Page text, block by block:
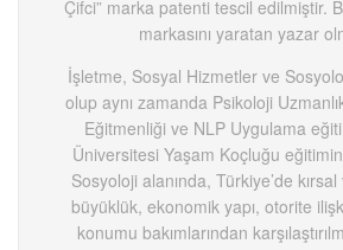
Çifci” marka patenti tescil edilmiştir.
markasını yaratan yazar
İşletme, Sosyal Hizmetler ve
olup aynı zamanda Psikoloji
Eğitmenliği ve NLP Uygulama
Üniversitesi Yaşam Koçluğu
Sosyoloji alanında, Türkiye’de
büyüklük, ekonomik yapı, otorite
konumu bakımlarından